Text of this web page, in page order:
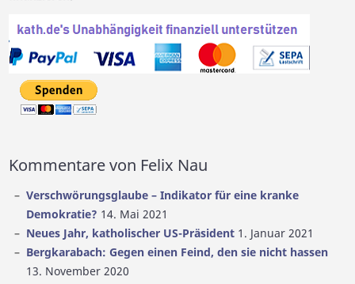
Kommentare von Felix Nau
Verschwörungsglaube – Indikator für eine kranke
Demokratie? 14. Mai 2021
Neues Jahr, katholischer US-Präsident 1. Januar 2021
Bergkarabach: Gegen einen Feind, den sie nicht hassen
13. November 2020